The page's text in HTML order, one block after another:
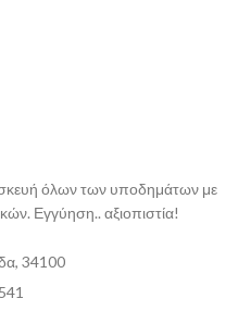
όλων των υποδημάτων με
Εγγύηση.. αξιοπιστία!
34100